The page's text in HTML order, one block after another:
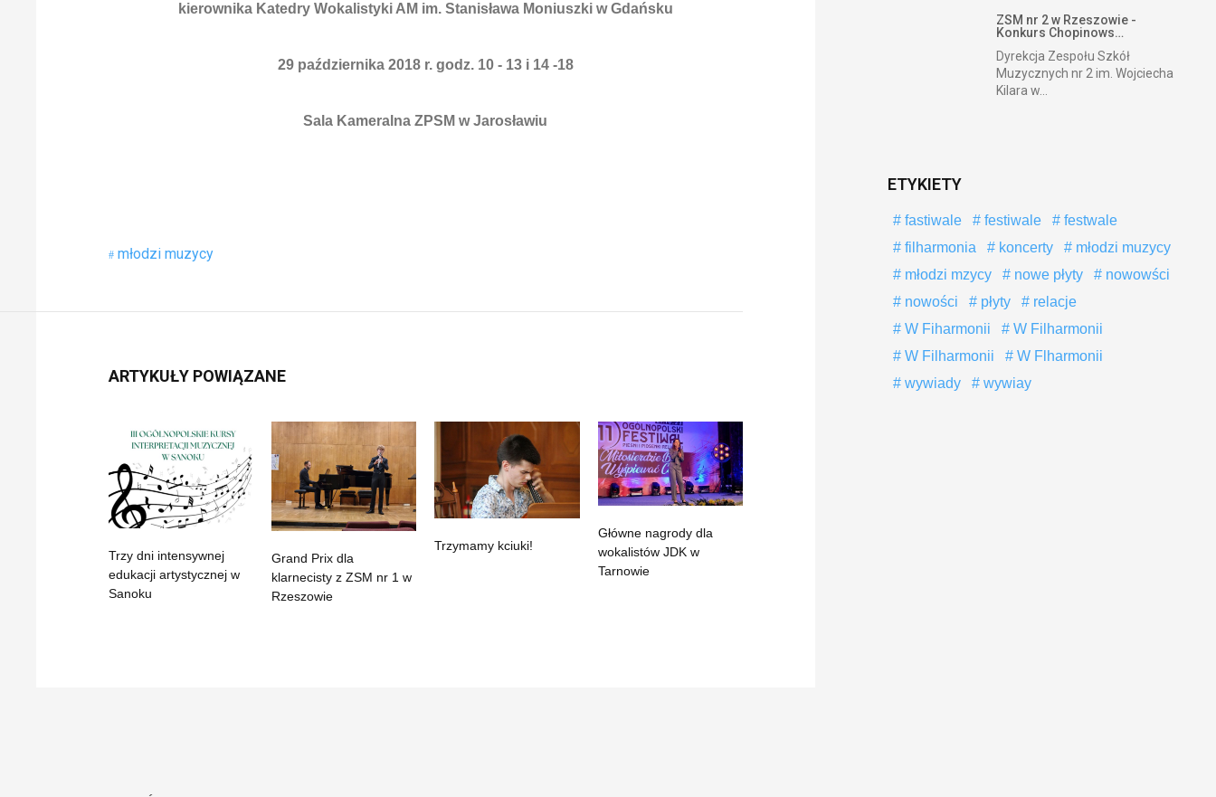
kierownika Katedry Wokalistyki AM im. Stanisława Moniuszki w Gdańsku
29 października 2018 r. godz. 10 - 13 i 14 -18
Sala Kameralna ZPSM w Jarosławiu
młodzi muzycy
ARTYKUŁY POWIĄZANE
Trzy dni intensywnej
edukacji artystycznej w
Sanoku
Grand Prix dla
klarnecisty z ZSM nr 1 w
Rzeszowie
Trzymamy kciuki!
Główne nagrody dla
wokalistów JDK w
Tarnowie
ZSM nr 2 w Rzeszowie -
Konkurs Chopinows…
Dyrekcja Zespołu Szkół
Muzycznych nr 2 im. Wojciecha
Kilara w...
ETYKIETY
fastiwale festiwale
festwale
filharmonia
koncerty
młodzi muzycy
młodzi mzycy
nowe płyty
nowowści
nowości
płyty
relacje
W Fiharmonii
W Filharmonii
W Filharmonii
W Flharmonii
wywiady
wywiay